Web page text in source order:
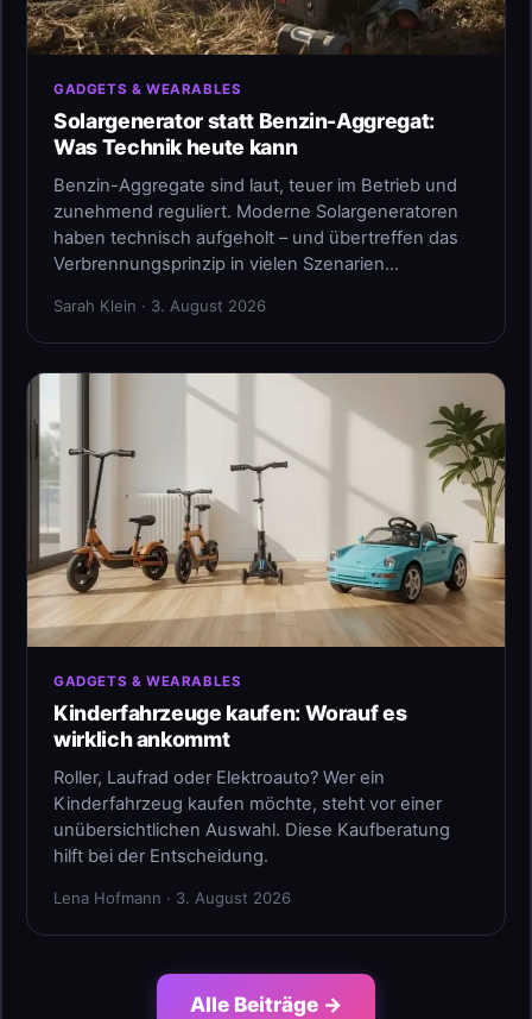
GADGETS & WEARABLES
Solargenerator statt Benzin-Aggregat:
Was Technik heute kann
Benzin-Aggregate sind laut, teuer im Betrieb und
zunehmend reguliert. Moderne Solargeneratoren
haben technisch aufgeholt – und übertreffen das
Verbrennungsprinzip in vielen Szenarien…
Sarah Klein · 3. August 2026
GADGETS & WEARABLES
Kinderfahrzeuge kaufen: Worauf es
wirklich ankommt
Roller, Laufrad oder Elektroauto? Wer ein
Kinderfahrzeug kaufen möchte, steht vor einer
unübersichtlichen Auswahl. Diese Kaufberatung
hilft bei der Entscheidung.
Lena Hofmann · 3. August 2026
Alle Beiträge →